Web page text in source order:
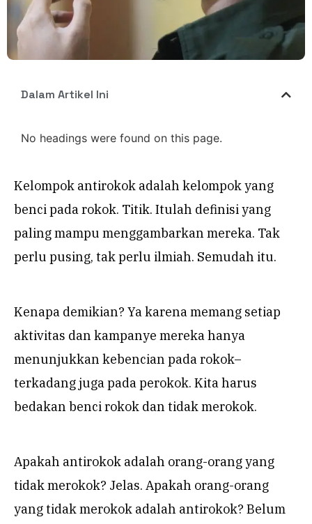
Dalam Artikel Ini
No headings were found on this page.
Kelompok antirokok adalah kelompok yang
benci pada rokok. Titik. Itulah definisi yang
paling mampu menggambarkan mereka. Tak
perlu pusing, tak perlu ilmiah. Semudah itu.
Kenapa demikian? Ya karena memang setiap
aktivitas dan kampanye mereka hanya
menunjukkan kebencian pada rokok–
terkadang juga pada perokok. Kita harus
bedakan benci rokok dan tidak merokok.
Apakah antirokok adalah orang-orang yang
tidak merokok? Jelas. Apakah orang-orang
yang tidak merokok adalah antirokok? Belum